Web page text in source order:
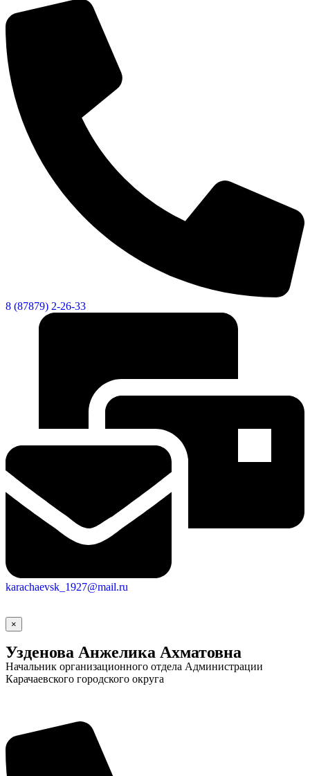
Городская Среда
8 (87879) 2-26-33
karachaevsk_1927@mail.ru
×
Узденова Анжелика Ахматовна
Начальник организационного отдела Администрации
Карачаевского городского округа